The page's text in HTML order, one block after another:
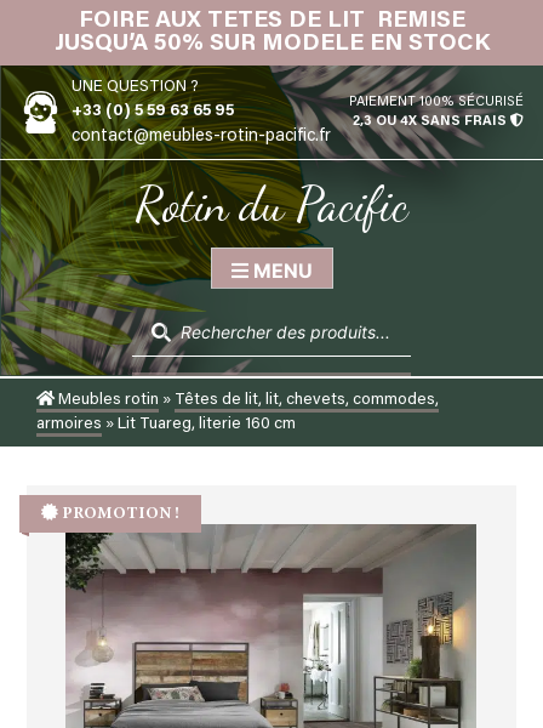
content
FOIRE AUX TETES DE LIT REMISE
JUSQU’A 50% SUR MODELE EN STOCK
UNE QUESTION ?
+33 (0) 5 59 63 65 95
contact@meubles-rotin-pacific.fr
PAIEMENT 100% SÉCURISÉ
2,3 OU 4X SANS FRAIS
Rotin du Pacific
MENU
Recherche
de
produits
Meubles rotin » Têtes de lit, lit, chevets, commodes,
armoires » Lit Tuareg, literie 160 cm
PROMOTION !